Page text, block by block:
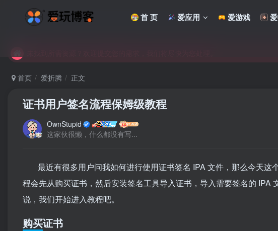
首 页 爱应用 爱游戏
未找到所需资源？欢迎提交您的需求，我们将尽快为您处理。
首页 爱折腾 正文
证书用户签名流程保姆级教程
OwnStupid
这家伙很懒，什么都没有写...
最近有很多用户问我如何进行使用证书签名 IPA 文件，那么今天
程会先从购买证书，然后安装签名工具导入证书，导入需要签名的 IPA
说，我们开始进入教程吧。
购买证书